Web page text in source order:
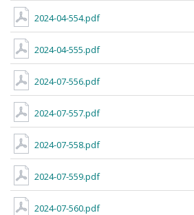
2024-04-554.pdf
2024-04-555.pdf
2024-07-556.pdf
2024-07-557.pdf
2024-07-558.pdf
2024-07-559.pdf
2024-07-560.pdf